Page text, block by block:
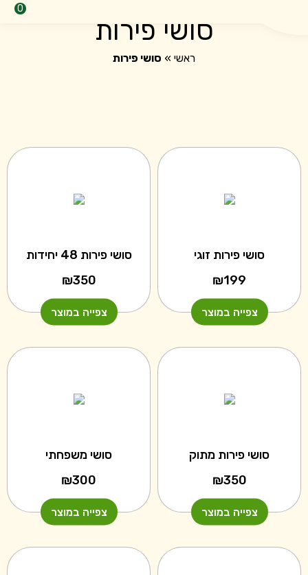
0
סושי פירות
ראשי » סושי פירות
סושי פירות זוגי
₪199
צפייה במוצר
סושי פירות 48 יחידות
₪350
צפייה במוצר
סושי פירות מתוק
₪350
צפייה במוצר
סושי משפחתי
₪300
צפייה במוצר